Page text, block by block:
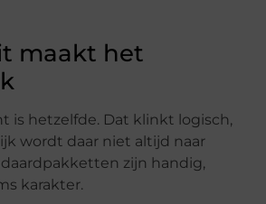
maakt het
is hetzelfde. Dat klinkt logisch,
wordt daar niet altijd naar
zijn handig,
karakter.